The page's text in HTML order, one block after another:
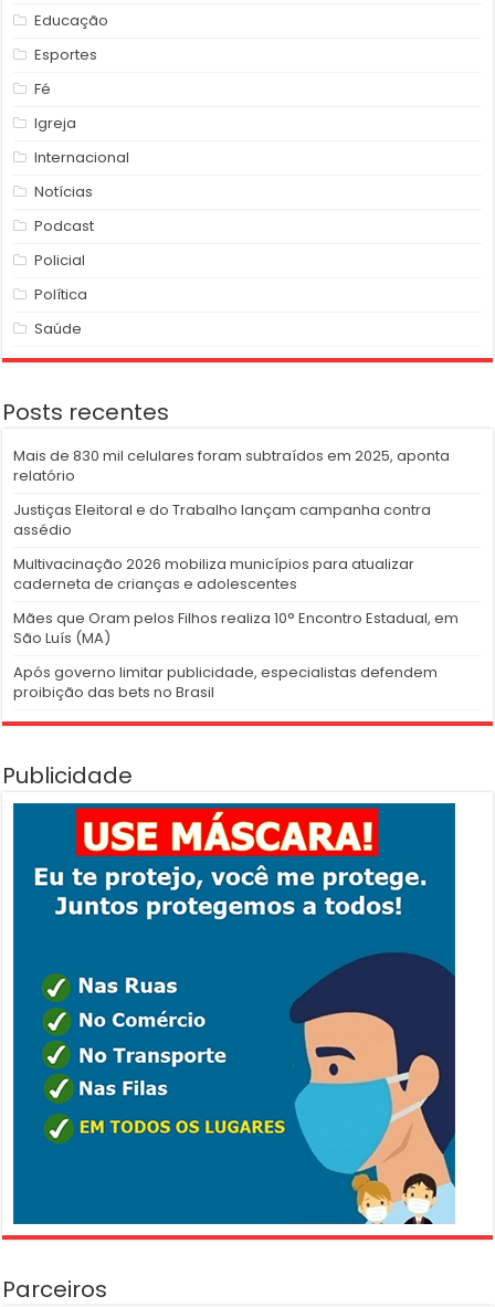
Educação
Esportes
Fé
Igreja
Internacional
Notícias
Podcast
Policial
Política
Saúde
Posts recentes
Mais de 830 mil celulares foram subtraídos em 2025, aponta
relatório
Justiças Eleitoral e do Trabalho lançam campanha contra
assédio
Multivacinação 2026 mobiliza municípios para atualizar
caderneta de crianças e adolescentes
Mães que Oram pelos Filhos realiza 10° Encontro Estadual, em
São Luís (MA)
Após governo limitar publicidade, especialistas defendem
proibição das bets no Brasil
Publicidade
Parceiros